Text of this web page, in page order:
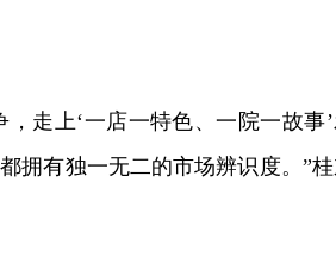
走上‘一店一特色、一院一故事
拥有独⼀⽆⼆的市场辨识度。”